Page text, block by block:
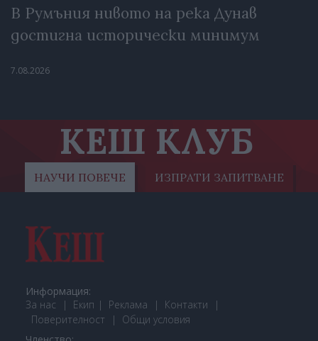
В Румъния нивото на река Дунав
достигна исторически минимум
7.08.2026
КЕШ КЛУБ
НАУЧИ ПОВЕЧЕ ИЗПРАТИ ЗАПИТВАНЕ
Информация:
За нас
Екип Реклама
Контакти
Поверителност
Общи условия